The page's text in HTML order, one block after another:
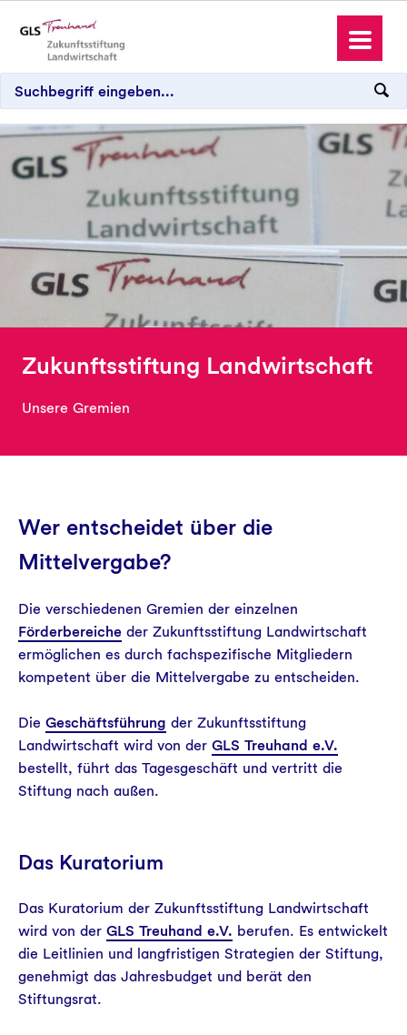
Antrag stellen
Spenden und Schenken
Aktuelles
Zukunftsstiftung Landwirtschaft
Unsere Gremien
Wer entscheidet über die
Mittelvergabe?
Die verschiedenen Gremien der einzelnen
Förderbereiche der Zukunftsstiftung Landwirtschaft
ermöglichen es durch fachspezifische Mitgliedern
kompetent über die Mittelvergabe zu entscheiden.
Die Geschäftsführung der Zukunftsstiftung
Landwirtschaft wird von der GLS Treuhand e.V.
bestellt, führt das Tagesgeschäft und vertritt die
Stiftung nach außen.
Das Kuratorium
Das Kuratorium der Zukunftsstiftung Landwirtschaft
wird von der GLS Treuhand e.V. berufen. Es entwickelt
die Leitlinien und langfristigen Strategien der Stiftung,
genehmigt das Jahresbudget und berät den
Stiftungsrat.